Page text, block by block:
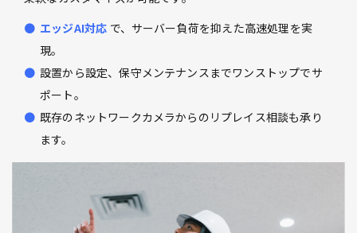
エッジAI対応 で、サーバー負荷を抑えた高速処理を実
現。
設置から設定、保守メンテナンスまでワンストップでサ
ポート。
既存のネットワークカメラからのリプレイス相談も承り
ます。